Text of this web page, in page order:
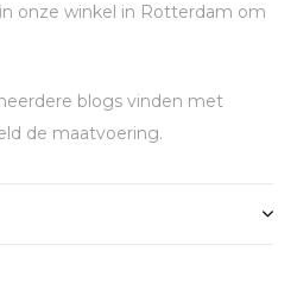
onze winkel in Rotterdam om
blogs vinden met
de maatvoering.